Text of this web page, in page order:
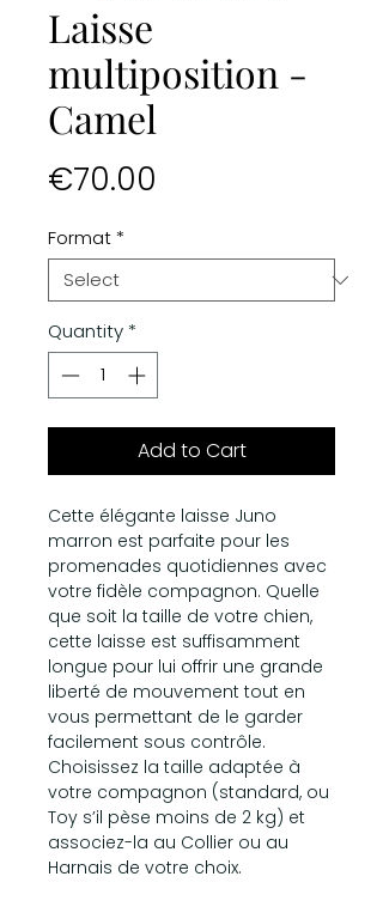
Laisse
multiposition -
Camel
€70.00
Format *
Quantity *
Add to Cart
Cette élégante laisse Juno
marron est parfaite pour les
promenades quotidiennes avec
votre fidèle compagnon. Quelle
que soit la taille de votre chien,
cette laisse est suffisamment
longue pour lui offrir une grande
liberté de mouvement tout en
vous permettant de le garder
facilement sous contrôle.
Choisissez la taille adaptée à
votre compagnon (standard, ou
Toy s’il pèse moins de 2 kg) et
associez-la au Collier ou au
Harnais de votre choix.